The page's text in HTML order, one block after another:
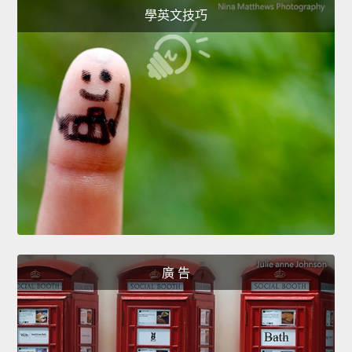
學英文技巧
廣 告